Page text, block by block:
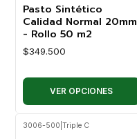
Pasto Sintético
Calidad Normal 20mm
- Rollo 50 m2
$349.500
VER OPCIONES
3006-500 Triple C